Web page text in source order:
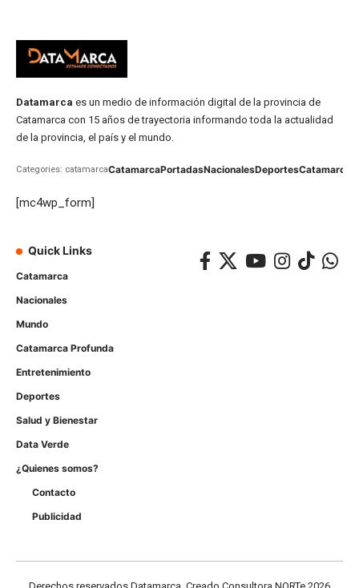
Datamarca es un medio de información digital de la provincia de
Catamarca con 15 años de trayectoria informando toda la actualidad
de la provincia, el país y el mundo.
Categories: catamarcaCatamarcaPortadasNacionalesDeportesCatamarca
[mc4wp_form]
Quick Links
Catamarca
Nacionales
Mundo
Catamarca Profunda
Entretenimiento
Deportes
Salud y Bienestar
Data Verde
¿Quienes somos?
Contacto
Publicidad